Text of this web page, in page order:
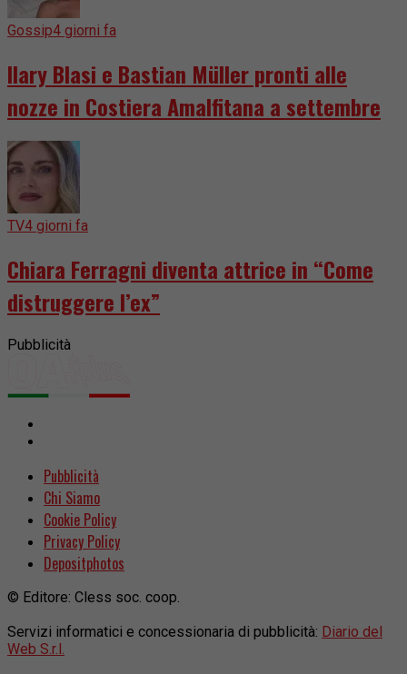
Gossip4 giorni fa
Ilary Blasi e Bastian Müller pronti alle
nozze in Costiera Amalfitana a settembre
TV4 giorni fa
Chiara Ferragni diventa attrice in “Come
distruggere l’ex”
Pubblicità
Pubblicità
Chi Siamo
Cookie Policy
Privacy Policy
Depositphotos
© Editore: Cless soc. coop.
Servizi informatici e concessionaria di pubblicità: Diario del
Web S.r.l.